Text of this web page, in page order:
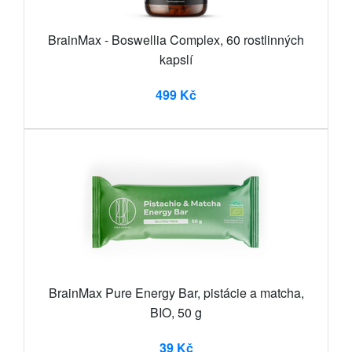
BrainMax - Boswellia Complex, 60 rostlinných
kapslí
499 Kč
BrainMax Pure Energy Bar, pistácie a matcha,
BIO, 50 g
39 Kč